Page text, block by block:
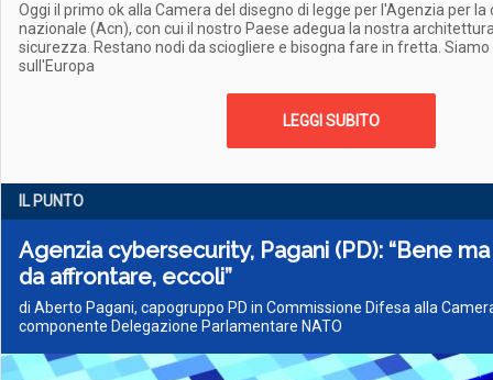
Oggi il primo ok alla Camera del disegno di legge per l'Agenzia per
nazionale (Acn), con cui il nostro Paese adegua la nostra
sicurezza. Restano nodi da sciogliere e bisogna fare in fretta.
sull'Europa
LEGGI SUBITO
IL PUNTO
Agenzia cybersecurity, Pagani (PD): “Bene
da affrontare, eccoli”
di Aberto Pagani, capogruppo PD in Commissione Difesa alla
componente Delegazione Parlamentare NATO